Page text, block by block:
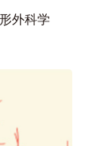
外科学